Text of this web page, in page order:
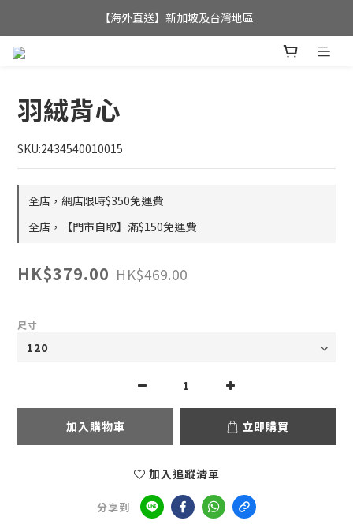
全店滿$350，即可享港澳地區免運費;
【海外直送】新加坡及台灣地區
羽絨背心
SKU:2434540010015
全店，網店限時$350免運費
全店，【門市自取】滿$150免運費
HK$379.00 HK$469.00
尺寸
加入購物車 立即購買
加入追蹤清單
分享到